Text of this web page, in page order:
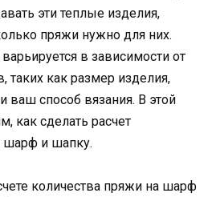
эти теплые изделия,
пряжи нужно для них.
в зависимости от
таких как размер изделия,
ваш способ вязания. В этой
как сделать расчет
шарф и шапку.
количества пряжи на шарф